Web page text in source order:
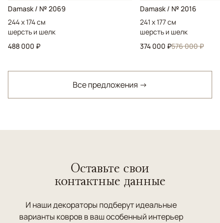
Damask / № 2069
244 x 174 см
шерсть и шелк
488 000 ₽
Damask / № 2016
241 x 177 см
шерсть и шелк
374 000 ₽576 000 ₽
Все предложения →
Оставьте свои
контактные данные
И наши декораторы подберут идеальные
варианты ковров в ваш особенный интерьер